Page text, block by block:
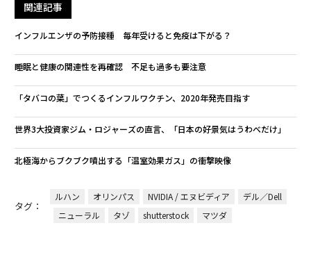
関連記事
インフルエンザの予防接種 毎年受けると免疫は下がる？
睡眠と健康の関連性を再確認 不足も過多も要注意
「タバコの葉」でつくるインフルワクチン、2020年発売目指す
世界3大投資家ジム・ロジャーズの直言、「日本の好景気はうわべだけ」
北極海からブクブク噴出する「温室効果ガス」の衝撃映像
タグ：
ルハン オリンパス NVIDIA / エヌビディア
デル／Dell
ニューラル
タゾ shutterstock マツダ